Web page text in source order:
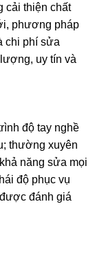
cải thiện chất
phương pháp
chi phí sửa
uy tín và
độ tay nghề
thường xuyên
năng sửa mọi
độ phục vụ
đánh giá